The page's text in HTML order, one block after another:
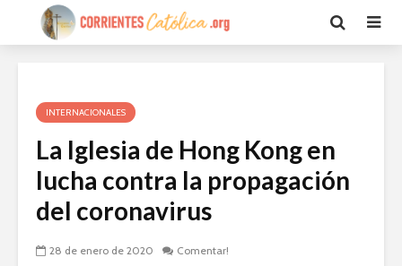
INTERNACIONALES
La Iglesia de Hong Kong en
lucha contra la propagación
del coronavirus
28 de enero de 2020 Comentar!